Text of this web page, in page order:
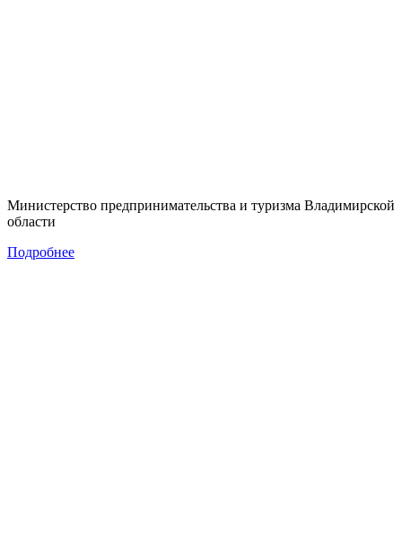
Министерство предпринимательства и туризма Владимирской
области
Подробнее